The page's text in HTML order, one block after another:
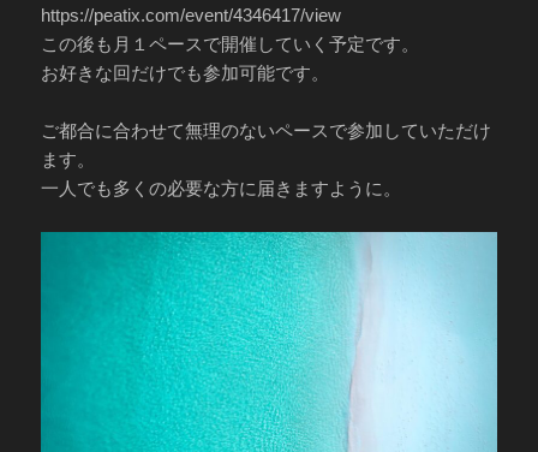
https://peatix.com/event/4346417/view
この後も月１ペースで開催していく予定です。
お好きな回だけでも参加可能です。
ご都合に合わせて無理のないペースで参加していただけ
ます。
一人でも多くの必要な方に届きますように。